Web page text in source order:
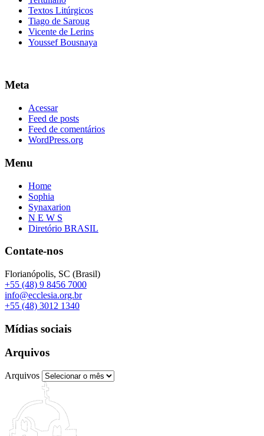
Textos Litúrgicos
Tiago de Saroug
Vicente de Lerins
Youssef Bousnaya
Meta
Acessar
Feed de posts
Feed de comentários
WordPress.org
Menu
Home
Sophia
Synaxarion
N E W S
Diretório BRASIL
Contate-nos
Florianópolis, SC (Brasil)
+55 (48) 9 8456 7000
info@ecclesia.org.br
+55 (48) 3012 1340
Mídias sociais
Arquivos
Arquivos